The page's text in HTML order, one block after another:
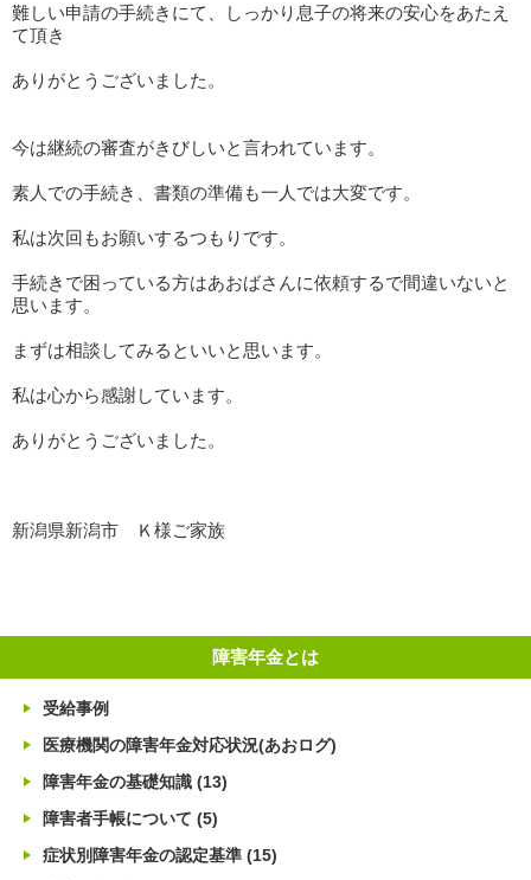
難しい申請の手続きにて、しっかり息子の将来の安心をあたえ
て頂き
ありがとうございました。
今は継続の審査がきびしいと言われています。
素人での手続き、書類の準備も一人では大変です。
私は次回もお願いするつもりです。
手続きで困っている方はあおばさんに依頼するで間違いないと
思います。
まずは相談してみるといいと思います。
私は心から感謝しています。
ありがとうございました。
新潟県新潟市 Ｋ様ご家族
障害年金とは
受給事例
医療機関の障害年金対応状況(あおログ)
障害年金の基礎知識 (13)
障害者手帳について (5)
症状別障害年金の認定基準 (15)